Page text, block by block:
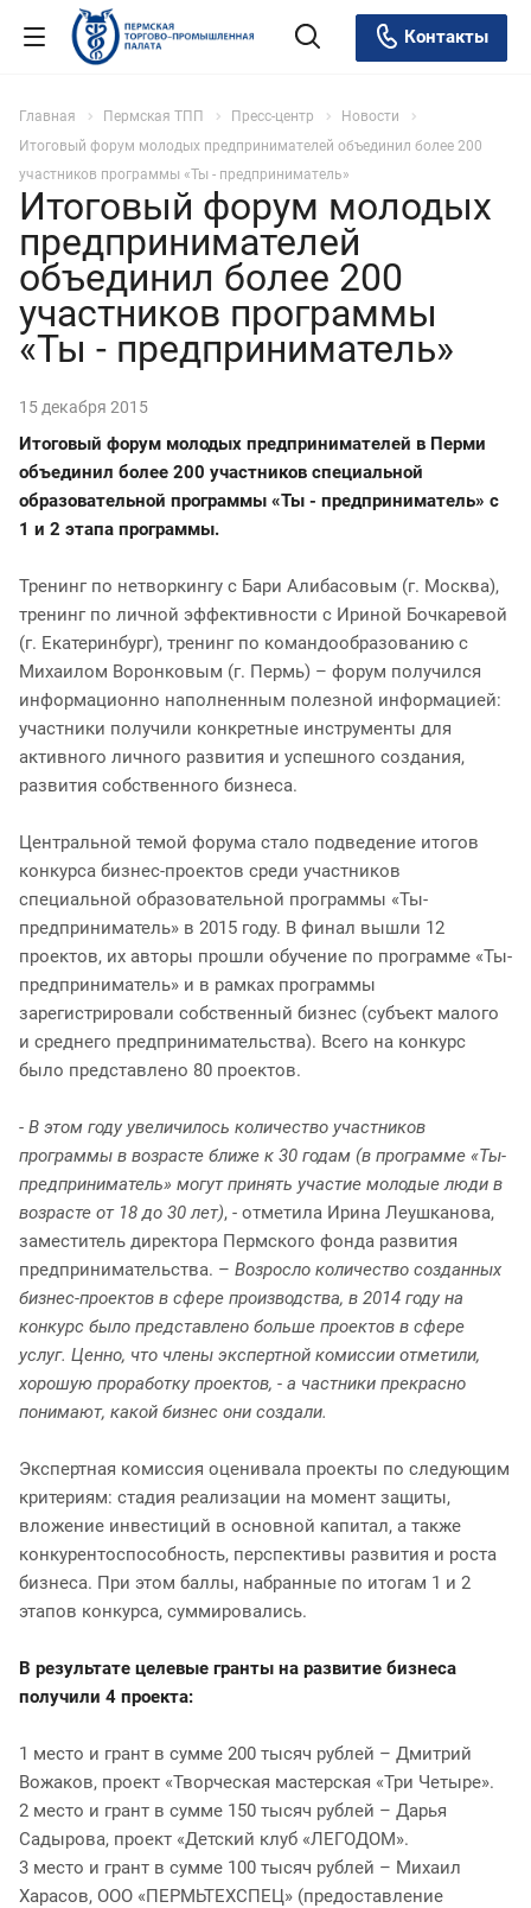
Контакты
Главная Пермская ТПП Пресс-центр
Новости
Итоговый форум молодых предпринимателей объединил более 200
участников программы «Ты - предприниматель»
Итоговый форум молодых
предпринимателей
объединил более 200
участников программы
«Ты - предприниматель»
15 декабря 2015
Итоговый форум молодых предпринимателей в Перми
объединил более 200 участников специальной
образовательной программы «Ты - предприниматель» с
1 и 2 этапа программы.
Тренинг по нетворкингу с Бари Алибасовым (г. Москва),
тренинг по личной эффективности с Ириной Бочкаревой
(г. Екатеринбург), тренинг по командообразованию с
Михаилом Воронковым (г. Пермь) – форум получился
информационно наполненным полезной информацией:
участники получили конкретные инструменты для
активного личного развития и успешного создания,
развития собственного бизнеса.
Центральной темой форума стало подведение итогов
конкурса бизнес-проектов среди участников
специальной образовательной программы «Ты-
предприниматель» в 2015 году. В финал вышли 12
проектов, их авторы прошли обучение по программе «Ты-
предприниматель» и в рамках программы
зарегистрировали собственный бизнес (субъект малого
и среднего предпринимательства). Всего на конкурс
было представлено 80 проектов.
- В этом году увеличилось количество участников
программы в возрасте ближе к 30 годам (в программе «Ты-
предприниматель» могут принять участие молодые люди в
возрасте от 18 до 30 лет), - отметила Ирина Леушканова,
заместитель директора Пермского фонда развития
предпринимательства. – Возросло количество созданных
бизнес-проектов в сфере производства, в 2014 году на
конкурс было представлено больше проектов в сфере
услуг. Ценно, что члены экспертной комиссии отметили,
хорошую проработку проектов, - а частники прекрасно
понимают, какой бизнес они создали.
Экспертная комиссия оценивала проекты по следующим
критериям: стадия реализации на момент защиты,
вложение инвестиций в основной капитал, а также
конкурентоспособность, перспективы развития и роста
бизнеса. При этом баллы, набранные по итогам 1 и 2
этапов конкурса, суммировались.
В результате целевые гранты на развитие бизнеса
получили 4 проекта:
1 место и грант в сумме 200 тысяч рублей – Дмитрий
Вожаков, проект «Творческая мастерская «Три Четыре».
2 место и грант в сумме 150 тысяч рублей – Дарья
Садырова, проект «Детский клуб «ЛЕГОДОМ».
3 место и грант в сумме 100 тысяч рублей – Михаил
Харасов, ООО «ПЕРМЬТЕХСПЕЦ» (предоставление